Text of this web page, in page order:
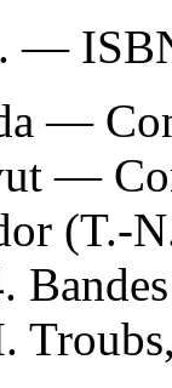
—
—
—